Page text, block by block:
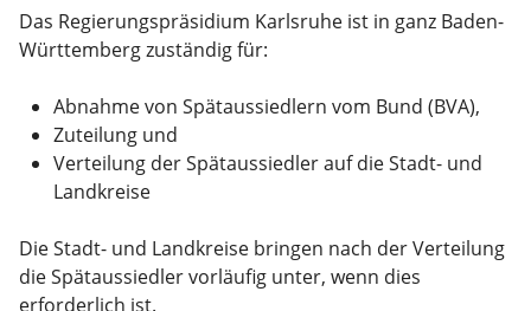
Das Regierungspräsidium Karlsruhe ist in ganz Baden-
Württemberg zuständig für:
Abnahme von Spätaussiedlern vom Bund (BVA),
Zuteilung und
Verteilung der Spätaussiedler auf die Stadt- und
Landkreise
Die Stadt- und Landkreise bringen nach der Verteilung
die Spätaussiedler vorläufig unter, wenn dies
erforderlich ist.